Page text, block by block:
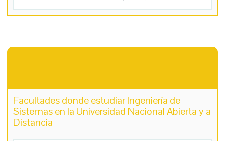
Facultades donde estudiar Ingeniería de
Sistemas en la Universidad Nacional Abierta y a
Distancia